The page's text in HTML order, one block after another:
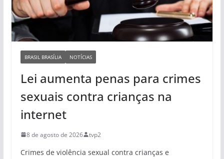
BRASIL BRASÍLIA NOTÍCIAS
Lei aumenta penas para crimes
sexuais contra crianças na
internet
8 de agosto de 2026 tvp2
Crimes de violência sexual contra crianças e